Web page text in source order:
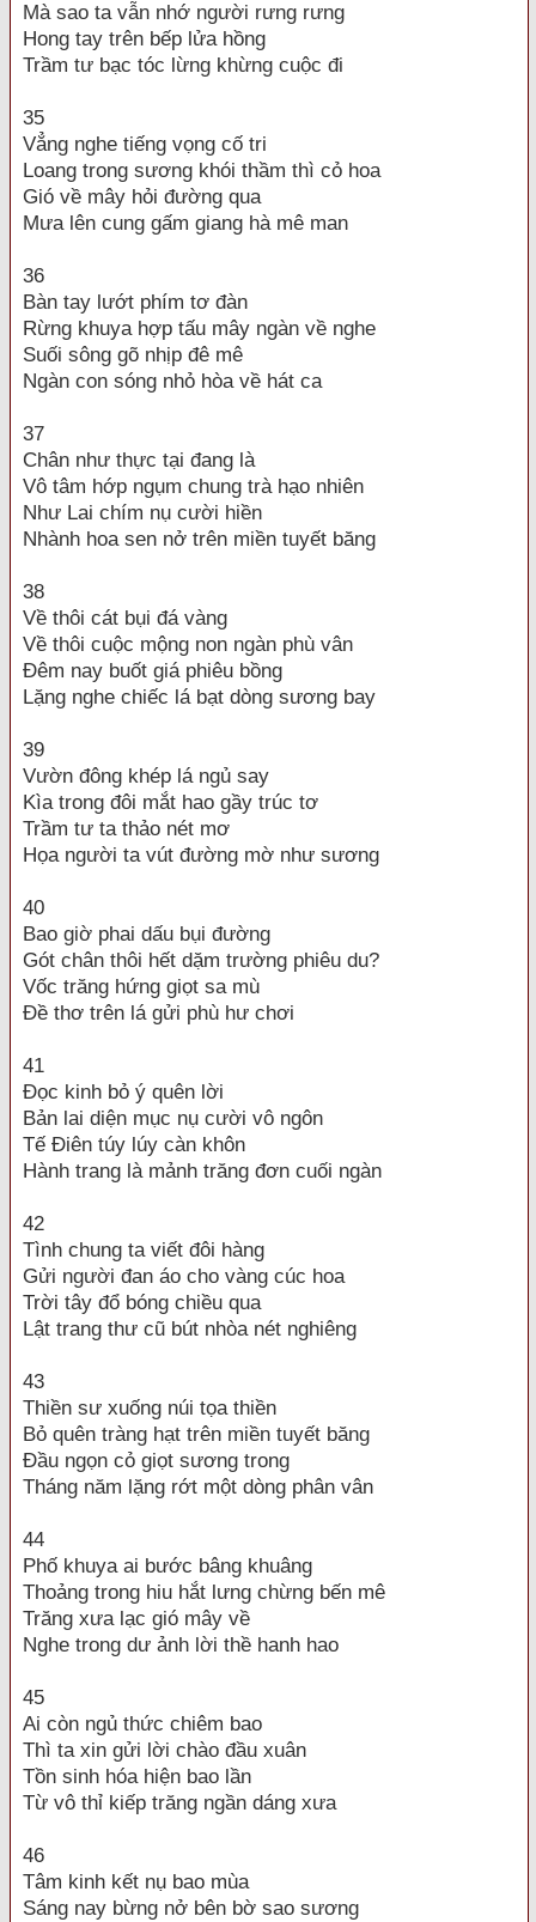
Mà sao ta vẫn nhớ người rưng rưng
Hong tay trên bếp lửa hồng
Trầm tư bạc tóc lừng khừng cuộc đi
35
Vẳng nghe tiếng vọng cố tri
Loang trong sương khói thầm thì cỏ hoa
Gió về mây hỏi đường qua
Mưa lên cung gấm giang hà mê man
36
Bàn tay lướt phím tơ đàn
Rừng khuya hợp tấu mây ngàn về nghe
Suối sông gõ nhịp đê mê
Ngàn con sóng nhỏ hòa về hát ca
37
Chân như thực tại đang là
Vô tâm hớp ngụm chung trà hạo nhiên
Như Lai chím nụ cười hiền
Nhành hoa sen nở trên miền tuyết băng
38
Về thôi cát bụi đá vàng
Về thôi cuộc mộng non ngàn phù vân
Đêm nay buốt giá phiêu bồng
Lặng nghe chiếc lá bạt dòng sương bay
39
Vườn đông khép lá ngủ say
Kìa trong đôi mắt hao gầy trúc tơ
Trầm tư ta thảo nét mơ
Họa người ta vút đường mờ như sương
40
Bao giờ phai dấu bụi đường
Gót chân thôi hết dặm trường phiêu du?
Vốc trăng hứng giọt sa mù
Đề thơ trên lá gửi phù hư chơi
41
Đọc kinh bỏ ý quên lời
Bản lai diện mục nụ cười vô ngôn
Tế Điên túy lúy càn khôn
Hành trang là mảnh trăng đơn cuối ngàn
42
Tình chung ta viết đôi hàng
Gửi người đan áo cho vàng cúc hoa
Trời tây đổ bóng chiều qua
Lật trang thư cũ bút nhòa nét nghiêng
43
Thiền sư xuống núi tọa thiền
Bỏ quên tràng hạt trên miền tuyết băng
Đầu ngọn cỏ giọt sương trong
Tháng năm lặng rớt một dòng phân vân
44
Phố khuya ai bước bâng khuâng
Thoảng trong hiu hắt lưng chừng bến mê
Trăng xưa lạc gió mây về
Nghe trong dư ảnh lời thề hanh hao
45
Ai còn ngủ thức chiêm bao
Thì ta xin gửi lời chào đầu xuân
Tồn sinh hóa hiện bao lần
Từ vô thỉ kiếp trăng ngần dáng xưa
46
Tâm kinh kết nụ bao mùa
Sáng nay bừng nở bên bờ sao sương